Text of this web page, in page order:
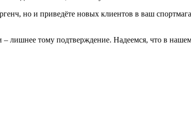
но и приведёте новых клиентов в ваш
– лишнее тому подтверждение. Надеемся, что в